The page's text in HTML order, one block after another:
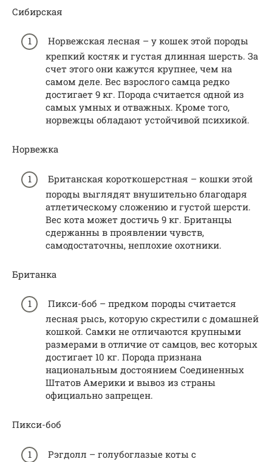
Сибирская
Норвежская лесная – у кошек этой породы
крепкий костяк и густая длинная шерсть. За
счет этого они кажутся крупнее, чем на
самом деле. Вес взрослого самца редко
достигает 9 кг. Порода считается одной из
самых умных и отважных. Кроме того,
норвежцы обладают устойчивой психикой.
Норвежка
Британская короткошерстная – кошки этой
породы выглядят внушительно благодаря
атлетическому сложению и густой шерсти.
Вес кота может достичь 9 кг. Британцы
сдержанны в проявлении чувств,
самодостаточны, неплохие охотники.
Британка
Пикси-боб – предком породы считается
лесная рысь, которую скрестили с домашней
кошкой. Самки не отличаются крупными
размерами в отличие от самцов, вес которых
достигает 10 кг. Порода признана
национальным достоянием Соединенных
Штатов Америки и вывоз из страны
официально запрещен.
Пикси-боб
Рэгдолл – голубоглазые коты с